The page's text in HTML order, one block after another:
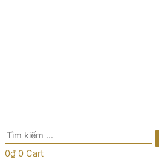
Tìm
kiếm
…
0₫ 0 Cart